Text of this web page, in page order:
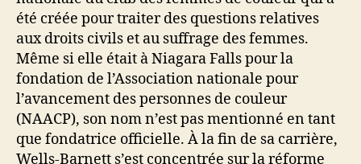
été créée pour traiter des questions relatives
aux droits civils et au suffrage des femmes.
Même si elle était à Niagara Falls pour la
fondation de l’Association nationale pour
l’avancement des personnes de couleur
(NAACP), son nom n’est pas mentionné en tant
que fondatrice officielle. À la fin de sa carrière,
Wells-Barnett s’est concentrée sur la réforme